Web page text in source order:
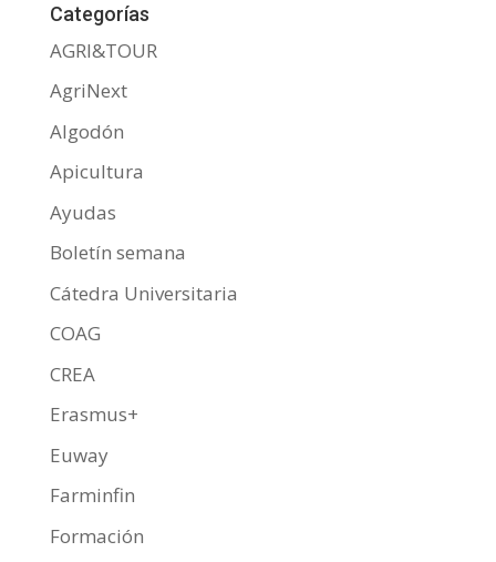
Categorías
AGRI&TOUR
AgriNext
Algodón
Apicultura
Ayudas
Boletín semana
Cátedra Universitaria
COAG
CREA
Erasmus+
Euway
Farminfin
Formación